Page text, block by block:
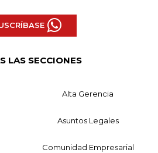
LAS SECCIONES
Alta Gerencia
Asuntos Legales
Comunidad Empresarial